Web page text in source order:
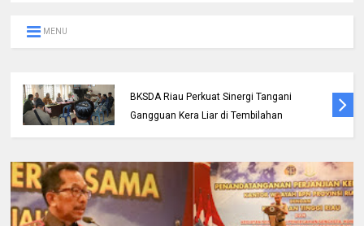
MENU
BKSDA Riau Perkuat Sinergi Tangani
Gangguan Kera Liar di Tembilahan